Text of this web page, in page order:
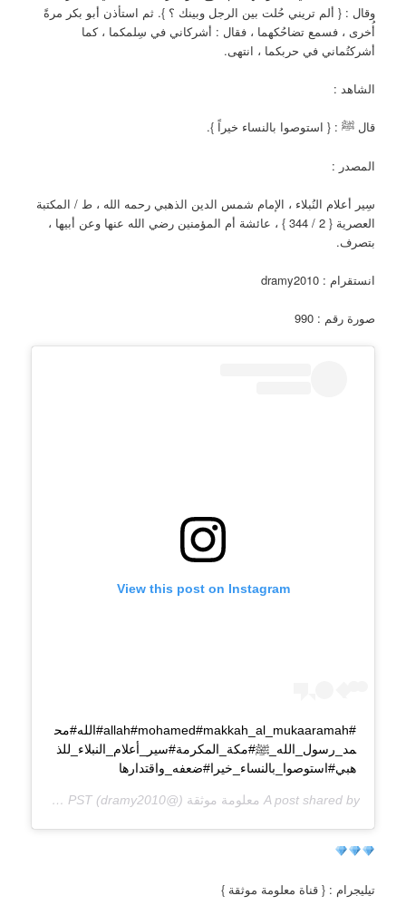
وقال : { ألم تريني حُلت بين الرجل وبينك ؟ }. ثم استأذن أبو بكر مرةً
أُخرى ، فسمع تضاحُكهما ، فقال : أشركاني في سِلمكما ، كما
أشركتُماني في حربكما ، انتهى.
الشاهد :
قال ﷺ : { استوصوا بالنساء خيراً }.
المصدر :
سِير أعلام النُبلاء ، الإمام شمس الدين الذهبي رحمه الله ، ط / المكتبة
العصرية { 2 / 344 } ، عائشة أم المؤمنين رضي الله عنها وعن أبيها ،
بتصرف.
انستقرام : dramy2010
صورة رقم : 990
View this post on Instagram
#allah#mohamed#makkah_al_mukaaramah#الله#مح
مد_رسول_الله_ﷺ#مكة_المكرمة#سير_أعلام_النبلاء_للذ
هبي#استوصوا_بالنساء_خيرا#ضعفه_واقتدارها
A post shared by معلومة موثقة (@dramy2010) on
Mar 4, 2020 at 9:09pm PST
تيليجرام : { قناة معلومة موثقة }